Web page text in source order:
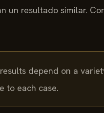
un resultado similar.
depend on a
to each case.